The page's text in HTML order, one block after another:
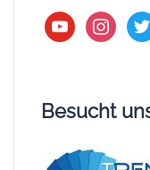
youtubeinstagram
Besucht